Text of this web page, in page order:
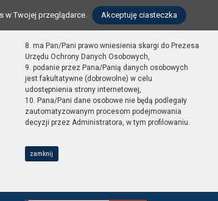
w Twojej przeglądarce. Akceptuję ciasteczka
8. ma Pan/Pani prawo wniesienia skargi do Prezesa
Urzędu Ochrony Danych Osobowych,
9. podanie przez Pana/Panią danych osobowych
jest fakultatywne (dobrowolne) w celu
udostępnienia strony internetowej,
10. Pana/Pani dane osobowe nie będą podlegały
zautomatyzowanym procesom podejmowania
decyzji przez Administratora, w tym profilowaniu.
zamknij